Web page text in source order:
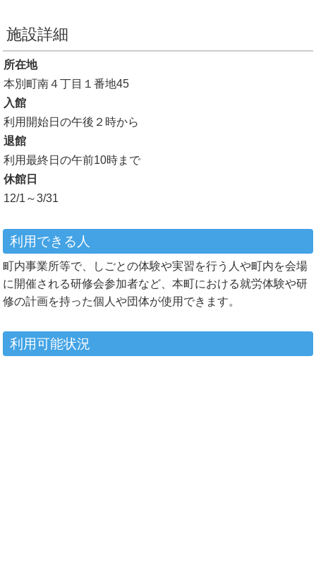
施設詳細
所在地
本別町南４丁目１番地45
入館
利用開始日の午後２時から
退館
利用最終日の午前10時まで
休館日
12/1～3/31
利用できる人
町内事業所等で、しごとの体験や実習を行う人や町内を会場
に開催される研修会参加者など、本町における就労体験や研
修の計画を持った個人や団体が使用できます。
利用可能状況